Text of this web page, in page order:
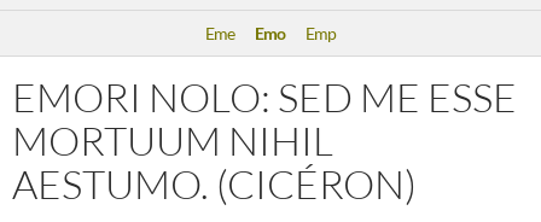
Eme Emo Emp
EMORI NOLO: SED ME ESSE
MORTUUM NIHIL
AESTUMO. (CICÉRON)